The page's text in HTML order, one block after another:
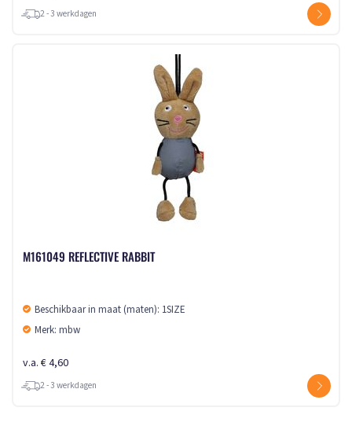
2 - 3 werkdagen
M161049 REFLECTIVE RABBIT
Beschikbaar in maat (maten): 1SIZE
Merk: mbw
v.a. € 4,60
2 - 3 werkdagen